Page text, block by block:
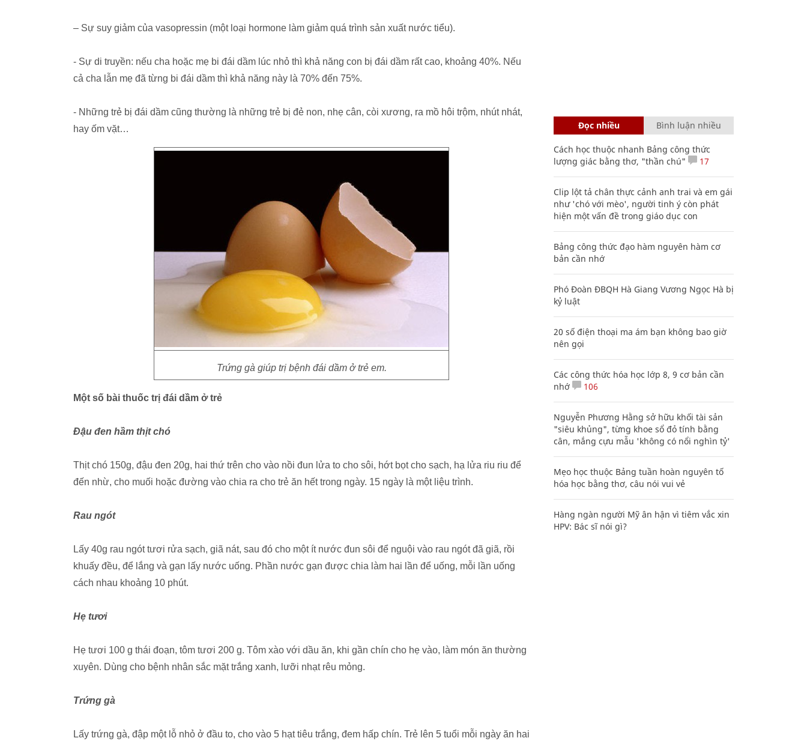
– Sự suy giảm của vasopressin (một loại hormone làm giảm quá trình sản xuất nước tiểu).
- Sự di truyền: nếu cha hoặc mẹ bi đái dầm lúc nhỏ thì khả năng con bị đái dầm rất cao, khoảng 40%. Nếu
cả cha lẫn mẹ đã từng bi đái dầm thì khả năng này là 70% đến 75%.
- Những trẻ bị đái dầm cũng thường là những trẻ bị đẻ non, nhẹ cân, còi xương, ra mồ hôi trộm, nhút nhát,
hay ốm vặt…
Trứng gà giúp trị bệnh đái dầm ở trẻ em.
Một số bài thuốc trị đái dầm ở trẻ
Đậu đen hầm thịt chó
Thịt chó 150g, đậu đen 20g, hai thứ trên cho vào nồi đun lửa to cho sôi, hớt bọt cho sạch, hạ lửa riu riu để
đến nhừ, cho muối hoặc đường vào chia ra cho trẻ ăn hết trong ngày. 15 ngày là một liệu trình.
Rau ngót
Lấy 40g rau ngót tươi rửa sạch, giã nát, sau đó cho một ít nước đun sôi để nguội vào rau ngót đã giã, rồi
khuấy đều, để lắng và gạn lấy nước uống. Phần nước gạn được chia làm hai lần để uống, mỗi lần uống
cách nhau khoảng 10 phút.
Hẹ tươi
Hẹ tươi 100 g thái đoạn, tôm tươi 200 g. Tôm xào với dầu ăn, khi gần chín cho hẹ vào, làm món ăn thường
xuyên. Dùng cho bệnh nhân sắc mặt trắng xanh, lưỡi nhạt rêu mỏng.
Trứng gà
Lấy trứng gà, đập một lỗ nhỏ ở đầu to, cho vào 5 hạt tiêu trắng, đem hấp chín. Trẻ lên 5 tuổi mỗi ngày ăn hai
Đọc nhiều Bình luận nhiều
Cách học thuộc nhanh Bảng công thức
lượng giác bằng thơ, "thần chú"
17
Clip lột tả chân thực cảnh anh trai và em gái
như 'chó với mèo', người tinh ý còn phát
hiện một vấn đề trong giáo dục con
Bảng công thức đạo hàm nguyên hàm cơ
bản cần nhớ
Phó Đoàn ĐBQH Hà Giang Vương Ngọc Hà bị
kỷ luật
20 số điện thoại ma ám bạn không bao giờ
nên gọi
Các công thức hóa học lớp 8, 9 cơ bản cần
nhớ
106
Nguyễn Phương Hằng sở hữu khối tài sản
"siêu khủng", từng khoe sổ đỏ tính bằng
cân, mắng cựu mẫu 'không có nổi nghìn tỷ'
Mẹo học thuộc Bảng tuần hoàn nguyên tố
hóa học bằng thơ, câu nói vui vẻ
Hàng ngàn người Mỹ ân hận vì tiêm vắc xin
HPV: Bác sĩ nói gì?